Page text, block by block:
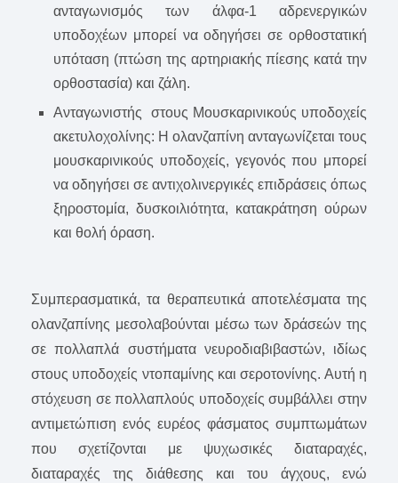
ανταγωνισμός των άλφα-1 αδρενεργικών
υποδοχέων μπορεί να οδηγήσει σε ορθοστατική
υπόταση (πτώση της αρτηριακής πίεσης κατά την
ορθοστασία) και ζάλη.
Ανταγωνιστής στους Μουσκαρινικούς υποδοχείς
ακετυλοχολίνης: Η ολανζαπίνη ανταγωνίζεται τους
μουσκαρινικούς υποδοχείς, γεγονός που μπορεί
να οδηγήσει σε αντιχολινεργικές επιδράσεις όπως
ξηροστομία, δυσκοιλιότητα, κατακράτηση ούρων
και θολή όραση.
Συμπερασματικά, τα θεραπευτικά αποτελέσματα της
ολανζαπίνης μεσολαβούνται μέσω των δράσεών της
σε πολλαπλά συστήματα νευροδιαβιβαστών, ιδίως
στους υποδοχείς ντοπαμίνης και σεροτονίνης. Αυτή η
στόχευση σε πολλαπλούς υποδοχείς συμβάλλει στην
αντιμετώπιση ενός ευρέος φάσματος συμπτωμάτων
που σχετίζονται με ψυχωσικές διαταραχές,
διαταραχές της διάθεσης και του άγχους, ενώ